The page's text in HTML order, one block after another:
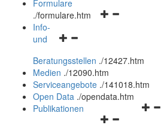
Navigationsmenü
Formulare
./formulare.htm
Navigationsmenü
und
schließen
Info-
und
Beratungsstellen ./12427.htm
Medien ./12090.htm
Serviceangebote ./141018.htm
Open Data ./opendata.htm
Navigationsmenü
Publikationen